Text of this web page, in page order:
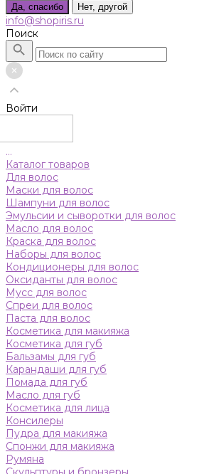
Да, спасибо Нет, другой
info@shopiris.ru
Поиск
Войти
...
Каталог товаров
Для волос
Маски для волос
Шампуни для волос
Эмульсии и сыворотки для волос
Масло для волос
Краска для волос
Наборы для волос
Кондиционеры для волос
Оксиданты для волос
Мусс для волос
Спреи для волос
Паста для волос
Косметика для макияжа
Косметика для губ
Бальзамы для губ
Карандаши для губ
Помада для губ
Масло для губ
Косметика для лица
Консилеры
Пудра для макияжа
Спонжи для макияжа
Румяна